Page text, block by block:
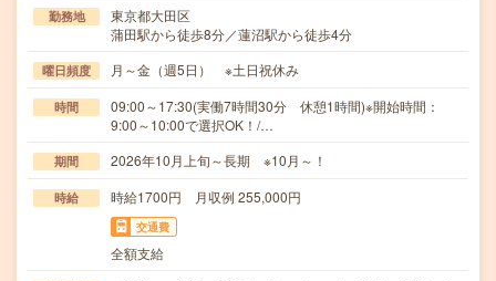
勤務地
東京都大田区
蒲田駅から徒歩8分／蓮沼駅から徒歩4分
曜日頻度 月～金（週5日） ※土日祝休み
時間
09:00～17:30(実働7時間30分 休憩1時間)※開始時間：
9:00～10:00で選択OK！/…
期間 2026年10月上旬～長期 ※10月～！
時給 時給1700円 月収例 255,000円
交通費
全額支給